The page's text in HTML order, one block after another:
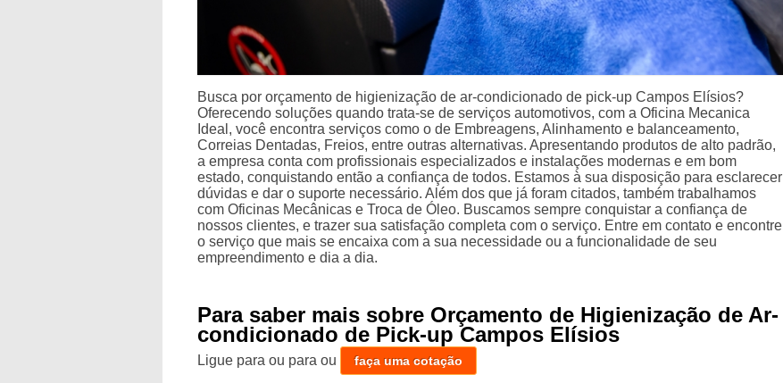
Busca por orçamento de higienização de ar-condicionado de pick-up Campos Elísios?
Oferecendo soluções quando trata-se de serviços automotivos, com a Oficina Mecanica
Ideal, você encontra serviços como o de Embreagens, Alinhamento e balanceamento,
Correias Dentadas, Freios, entre outras alternativas. Apresentando produtos de alto padrão,
a empresa conta com profissionais especializados e instalações modernas e em bom
estado, conquistando então a confiança de todos. Estamos à sua disposição para esclarecer
dúvidas e dar o suporte necessário. Além dos que já foram citados, também trabalhamos
com Oficinas Mecânicas e Troca de Óleo. Buscamos sempre conquistar a confiança de
nossos clientes, e trazer sua satisfação completa com o serviço. Entre em contato e encontre
o serviço que mais se encaixa com a sua necessidade ou a funcionalidade de seu
empreendimento e dia a dia.
Para saber mais sobre Orçamento de Higienização de Ar-
condicionado de Pick-up Campos Elísios
Ligue paraou paraou faça uma cotação